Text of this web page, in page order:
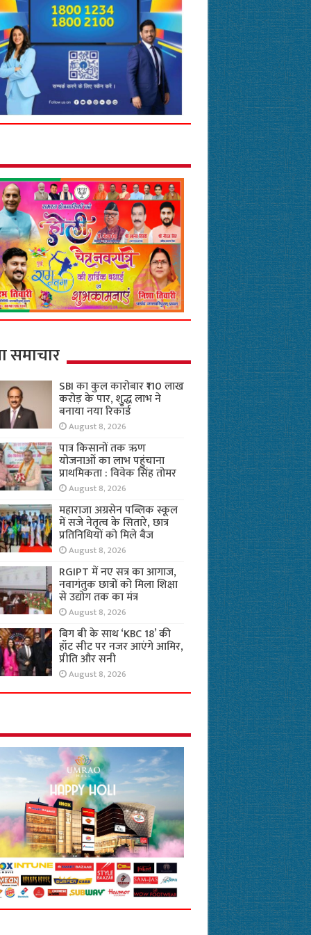
समाचार
SBI का कुल कारोबार ₹110 लाख
करोड़ के पार, शुद्ध लाभ ने
बनाया नया रिकॉर्ड
August 8, 2026
पात्र किसानों तक ऋण
योजनाओं का लाभ पहुंचाना
प्राथमिकता : विवेक सिंह तोमर
August 8, 2026
महाराजा अग्रसेन पब्लिक स्कूल
में सजे नेतृत्व के सितारे, छात्र
प्रतिनिधियों को मिले बैज
August 8, 2026
RGIPT में नए सत्र का आगाज,
नवागंतुक छात्रों को मिला शिक्षा
से उद्योग तक का मंत्र
August 8, 2026
बिग बी के साथ ‘KBC 18’ की
हॉट सीट पर नजर आएंगे आमिर,
प्रीति और सनी
August 8, 2026